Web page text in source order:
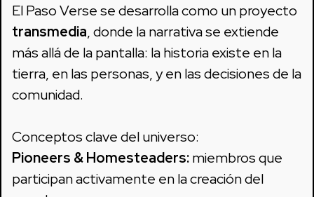
El Paso Verse se desarrolla como un proyecto
transmedia, donde la narrativa se extiende
más allá de la pantalla: la historia existe en la
tierra, en las personas, y en las decisiones de la
comunidad.
Conceptos clave del universo:
Pioneers & Homesteaders:miembros que
participan activamente en la creación del